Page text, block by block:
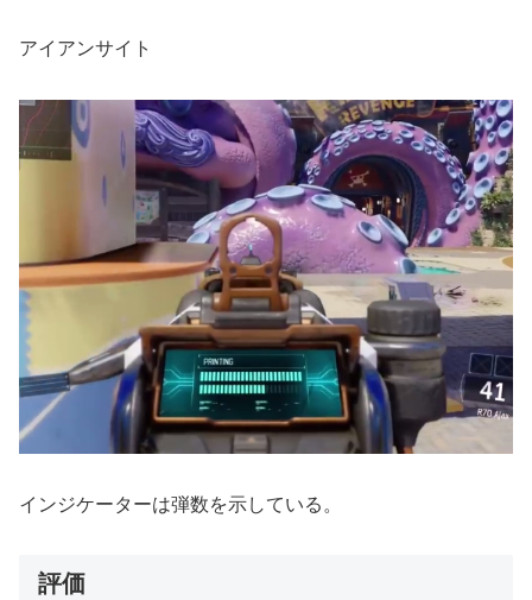
アイアンサイト
インジケーターは弾数を示している。
評価